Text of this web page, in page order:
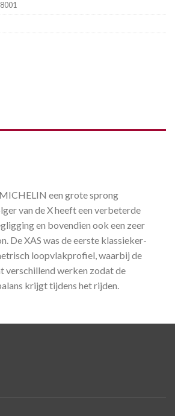
een grote sprong
van de X heeft een verbeterde
en bovendien ook een zeer
De XAS was de eerste klassieker-
loopvlakprofiel, waarbij de
verschillend werken zodat de
krijgt tijdens het rijden.